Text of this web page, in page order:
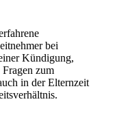
bei
Kündigung,
zum
in der Elternzeit